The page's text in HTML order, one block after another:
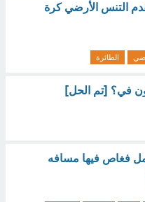
في لعبة (1 نقطة) كرة القدم التنس الأرضي كرة
الطائرة
في؟ [تم الحل]
كومه من الرمل فغاص فيها مسافه